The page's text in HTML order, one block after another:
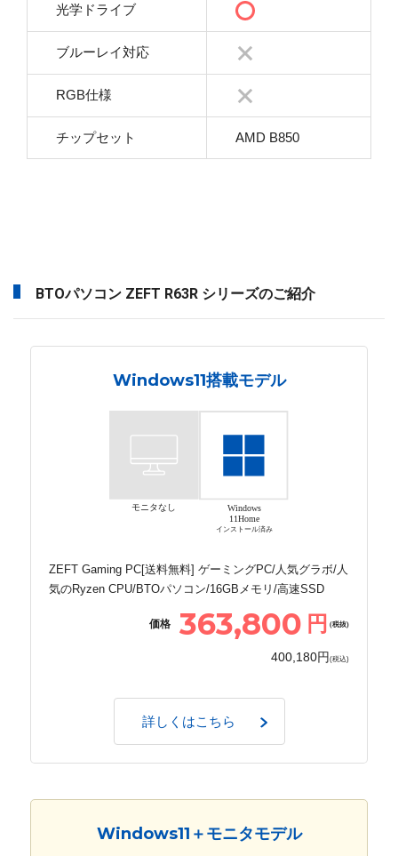
光学ドライブ
ブルーレイ対応
RGB仕様
チップセット AMD B850
BTOパソコン ZEFT R63R シリーズのご紹介
Windows11搭載モデル
モニタなし
Windows
11Home
インストール済み
ZEFT Gaming PC[送料無料] ゲーミングPC/人気グラボ/人
気のRyzen CPU/BTOパソコン/16GBメモリ/高速SSD
価格 363,800 円 (税抜)
400,180円 (税込)
詳しくはこちら
Windows11＋モニタモデル